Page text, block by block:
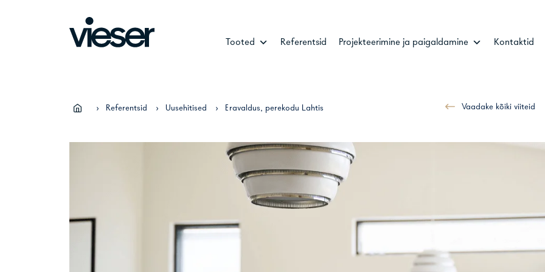
Tooted Referentsid Projekteerimine ja paigaldamine Kontaktid
› Referentsid › Uusehitised › Eravaldus, perekodu Lahtis Vaadake kõiki viiteid